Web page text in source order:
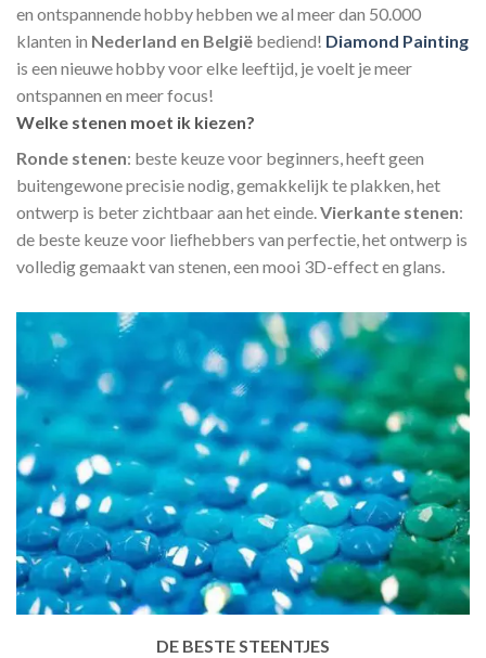
en ontspannende hobby hebben we al meer dan 50.000
klanten in Nederland en België bediend! Diamond Painting
is een nieuwe hobby voor elke leeftijd, je voelt je meer
ontspannen en meer focus!
Welke stenen moet ik kiezen?
Ronde stenen: beste keuze voor beginners, heeft geen
buitengewone precisie nodig, gemakkelijk te plakken, het
ontwerp is beter zichtbaar aan het einde.Vierkante stenen:
de beste keuze voor liefhebbers van perfectie, het ontwerp is
volledig gemaakt van stenen, een mooi 3D-effect en glans.
DE BESTE STEENTJES